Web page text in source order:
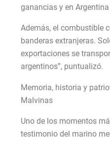
ganancias y en Argentina
Además, el combustible
banderas extranjeras.
exportaciones se
argentinos”, puntualizó.
Memoria, historia y
Malvinas
Uno de los momentos
testimonio del marino